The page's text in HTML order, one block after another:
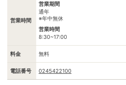
営業時間
営業期間
通年
※年中無休
営業時間
8:30~17:00
料金 無料
電話番号 0245422100